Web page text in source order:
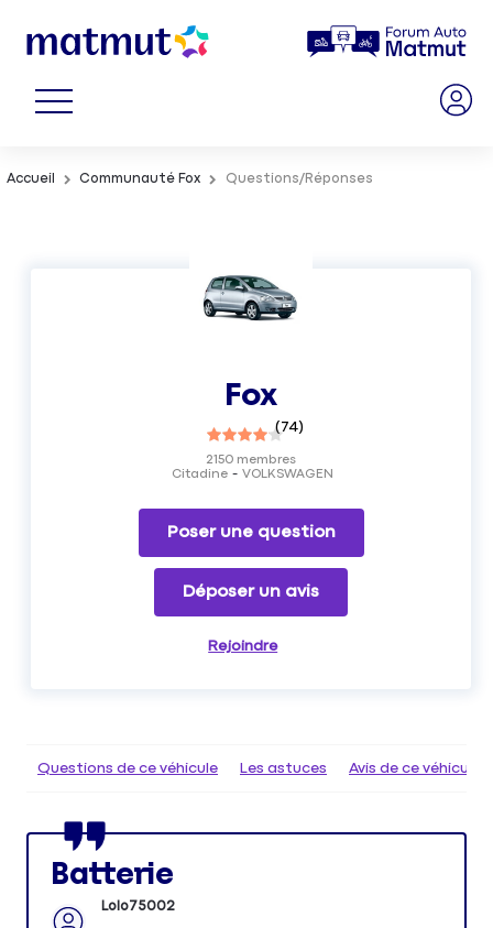
Accueil Communauté Fox Questions/Réponses
Fox
(74)
Citadine VOLKSWAGEN
2150 membres
Poser une question
Déposer un avis
Rejoindre
Questions de ce véhicule Les astuces Avis de ce véhicule
Batterie
Lolo75002